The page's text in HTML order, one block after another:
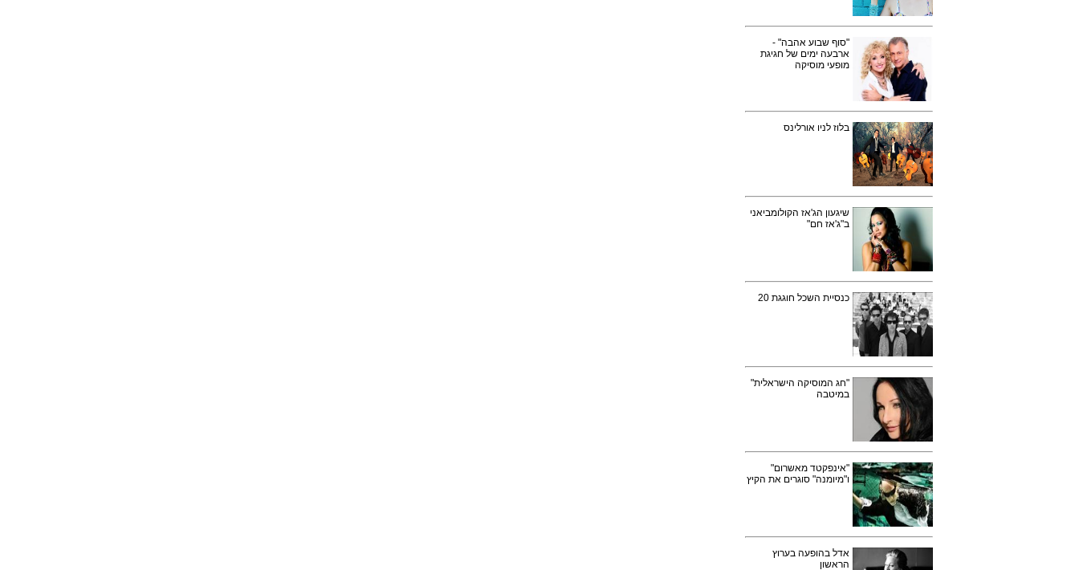
"סוף שבוע אהבה" -
ארבעה ימים של חגיגת
מופעי מוסיקה
בלוז לניו אורלינס
שיגעון הג'אז הקולומביאני
ב"ג'אז חם"
כנסיית השכל חוגגת 20
"חג המוסיקה הישראלית"
במיטבה
"אינפקטד מאשרום"
ו"מיומנה" סוגרים את הקיץ
אדל בהופעה בערוץ
הראשון